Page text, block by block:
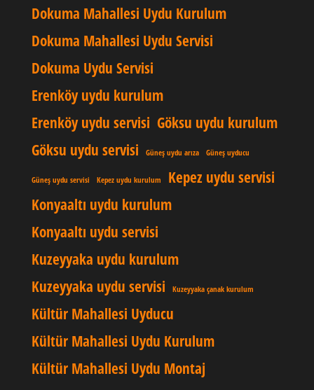
Dokuma Mahallesi Uydu Kurulum
Dokuma Mahallesi Uydu Servisi
Dokuma Uydu Servisi
Erenköy uydu kurulum
Erenköy uydu servisi Göksu uydu kurulum
Göksu uydu servisi
Güneş uydu arıza Güneş uyducu
Güneş uydu servisi Kepez uydu kurulum
Kepez uydu servisi
Konyaaltı uydu kurulum
Konyaaltı uydu servisi
Kuzeyyaka uydu kurulum
Kuzeyyaka uydu servisi
Kuzeyyaka çanak kurulum
Kültür Mahallesi Uyducu
Kültür Mahallesi Uydu Kurulum
Kültür Mahallesi Uydu Montaj